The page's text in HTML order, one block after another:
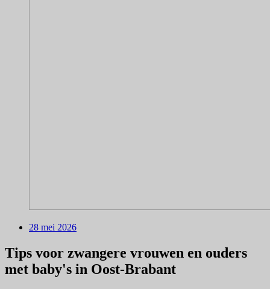
28 mei 2026
Tips voor zwangere vrouwen en ouders
met baby's in Oost-Brabant